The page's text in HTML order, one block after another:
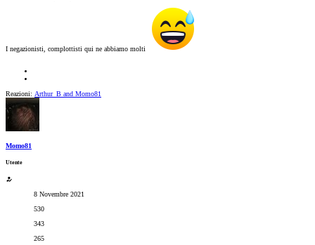
I negazionisti, complottisti qui ne abbiamo molti
Reazioni: Arthur_B and Momo81
Momo81
Utente
8 Novembre 2021
530
343
265